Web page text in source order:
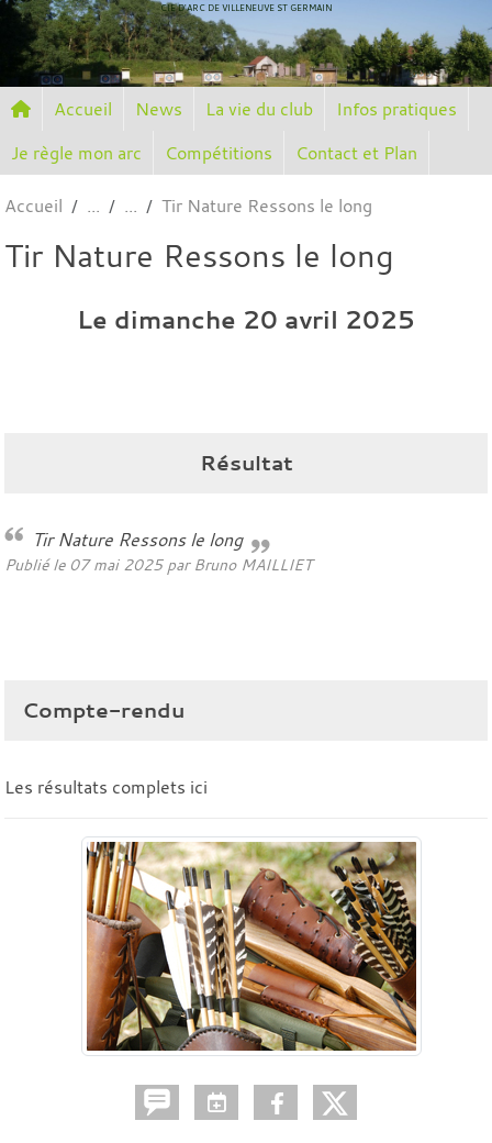
CIE D'ARC DE VILLENEUVE ST GERMAIN
Accueil News La vie du club
Infos pratiques
Je règle mon arc
Compétitions Contact et Plan
Accueil Tir Nature Ressons le long
Tir Nature Ressons le long
Le dimanche 20 avril 2025
Résultat
Tir Nature Ressons le long
Publié le 07 mai 2025par Bruno MAILLIET
Compte-rendu
Les résultats complets ici
Panneau de gestion des cookies